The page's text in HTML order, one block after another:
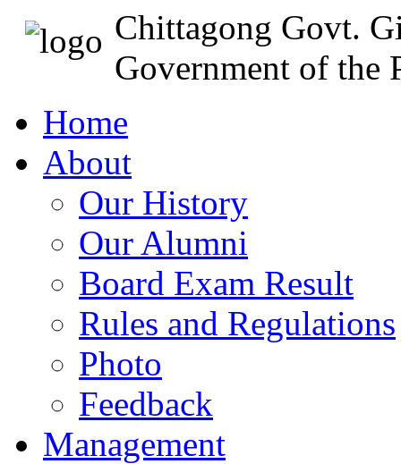
Chittagong Govt.
Government of the
Home
About
Our History
Our Alumni
Board Exam Result
Rules and Regulations
Photo
Feedback
Management